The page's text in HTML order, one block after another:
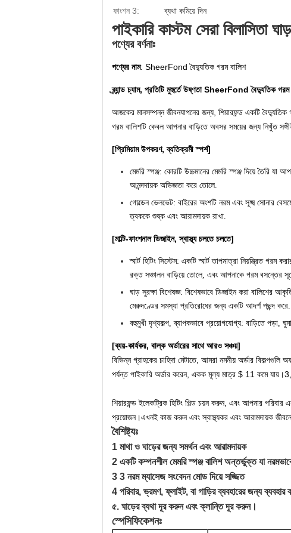
ফাংশন 3: ব্যথা কমিয়ে দিন
পাইকারি কাস্টম সেরা বিলাসিতা
পণ্যের বর্ণনাঃ
পণ্যের নাম: SheerFond বৈদ্যুতিক গরম বালিশ
ব্র্যান্ড চ্যাম, প্রতিটি মুহুর্তে উষ্ণতা SheerFond বৈদ্যুতিক গরম
আজকের মানসম্পন্ন জীবনযাপনের জন্য, শিয়ারফন্ড একটি
গরম বালিশটি কেবল আপনার বাড়িতে অবসর সময়ের জন্য নিখুঁত
[প্রিমিয়াম উপকরণ, ব্যতিক্রমী স্পর্শ]
মেমরি স্পঞ্জ: কোরটি উচ্চমানের মেমরি স্পঞ্জ দিয়ে তৈরি যা
আনন্দদায়ক অভিজ্ঞতা করে তোলে.
গোল্ডেন ভেলভেট: বাইরের অংশটি নরম এবং সূক্ষ্ম সোনার
ত্বককে শুষ্ক এবং আরামদায়ক রাখা.
[মাল্টি-ফাংশনাল ডিজাইন, স্বাস্থ্য চলতে চলতে]
স্মার্ট হিটিং সিস্টেম: একটি স্মার্ট তাপমাত্রা নিয়ন্ত্রিত গরম
রক্ত সঞ্চালন বাড়িয়ে তোলে, এবং আপনাকে গরম বসন্তের
ঘাড় সুরক্ষা বিশেষজ্ঞ: বিশেষভাবে ডিজাইন করা বালিশের
মেরুদণ্ডের সমস্যা প্রতিরোধের জন্য একটি আদর্শ পছন্দ করে.
বহুমুখী দৃশ্যকল্প, ব্যাপকভাবে প্রয়োগযোগ্য: বাড়িতে পড়া,
[ব্যয়-কার্যকর, বাল্ক অর্ডারের সাথে আরও সঞ্চয়]
বিভিন্ন গ্রাহকের চাহিদা মেটাতে, আমরা নমনীয় অর্ডার
পর্যন্ত পাইকারি অর্ডার করেন, একক মূল্য মাত্র $ 11 কমে যায়।3,
শিয়ারফন্ড ইলেকট্রিক হিটিং পিল্ড চয়ন করুন, এবং আপনার
প্রয়োজন।এখনই কাজ করুন এবং স্বাস্থ্যকর এবং আরামদায়ক
বৈশিষ্ট্যঃ
1 মাথা ও ঘাড়ের জন্য সমর্থন এবং আরামদায়ক
2 একটি কম্পনশীল মেমরি স্পঞ্জ বালিশ অন্তর্ভুক্ত যা
3 3 নরম ম্যাসেজ সংবেদন মোড দিয়ে সজ্জিত
4 পরিবার, ভ্রমণ, ফ্লাইট, বা গাড়ির ব্যবহারের জন্য ব্যবহার
৫. ঘাড়ের ব্যথা দূর করুন এবং ক্লান্তি দূর করুন।
স্পেসিফিকেশনঃ